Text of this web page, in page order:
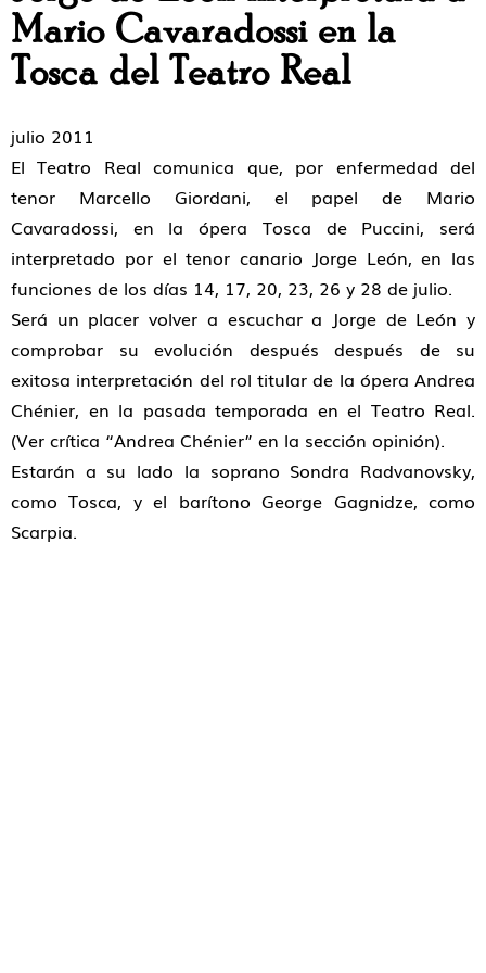
Mario Cavaradossi en la
Tosca del Teatro Real
julio 2011
El Teatro Real comunica que, por enfermedad del
tenor Marcello Giordani, el papel de Mario
Cavaradossi, en la ópera Tosca de Puccini, será
interpretado por el tenor canario Jorge León, en las
funciones de los días 14, 17, 20, 23, 26 y 28 de julio.
Será un placer volver a escuchar a Jorge de León y
comprobar su evolución después después de su
exitosa interpretación del rol titular de la ópera Andrea
Chénier, en la pasada temporada en el Teatro Real.
(Ver crítica “Andrea Chénier” en la sección opinión).
Estarán a su lado la soprano Sondra Radvanovsky,
como Tosca, y el barítono George Gagnidze, como
Scarpia.